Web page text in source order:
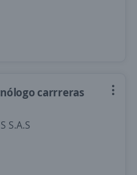
carrreras
S.A.S